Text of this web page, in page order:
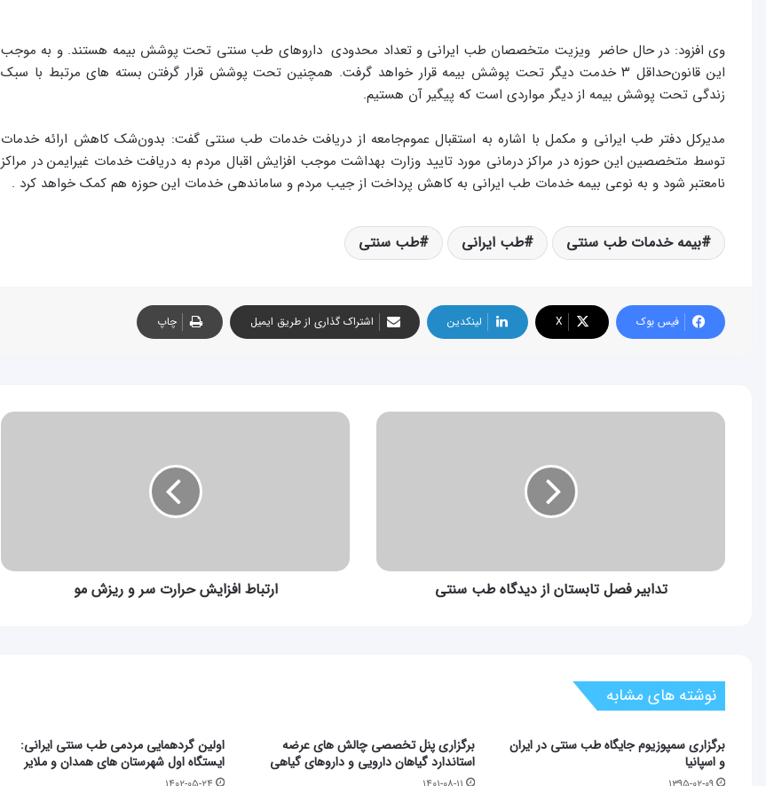
وی افزود: در حال حاضر ویزیت متخصصان طب ایرانی و تعداد محدودی داروهای طب سنتی تحت پوشش بیمه هستند. و به موجب
این قانون‌حداقل ۳ خدمت دیگر تحت پوشش بیمه قرار خواهد گرفت. همچنین تحت پوشش قرار گرفتن بسته های مرتبط با سبک
زندگی تحت پوشش بیمه از دیگر مواردی است که پیگیر آن هستیم.
مدیرکل دفتر طب ایرانی و مکمل با اشاره به استقبال عموم‌جامعه از دریافت خدمات طب سنتی گفت: بدون‌شک‌ کاهش ارائه خدمات
توسط متخصصین این حوزه ‌‌در مراکز درمانی مورد تایید وزارت بهداشت موجب افزایش اقبال مردم به دریافت خدمات غیرایمن در مراکز
نامعتبر شود و به نوعی بیمه خدمات طب ایرانی به کاهش پرداخت از جیب مردم و ساماندهی خدمات این حوزه هم‌ کمک خواهد کرد .
بیمه خدمات طب سنتی طب ایرانی طب سنتی
فیس بوک X لینکدین اشتراک گذاری از طریق ایمیل چاپ
تدابیر
تدابیر فصل تابستان از دیدگاه طب سنتی
ارتباط
ارتباط افزایش حرارت سر و ریزش مو
نوشته های مشابه
برگزاری سمپوزیوم جایگاه طب سنتی در ایران
و اسپانیا
برگزاری پنل تخصصی چالش های عرضه
استاندارد گیاهان دارویی و داروهای گیاهی
اولین گردهمایی مردمی طب سنتی ایرانی:
ایستگاه اول شهرستان های همدان و ملایر